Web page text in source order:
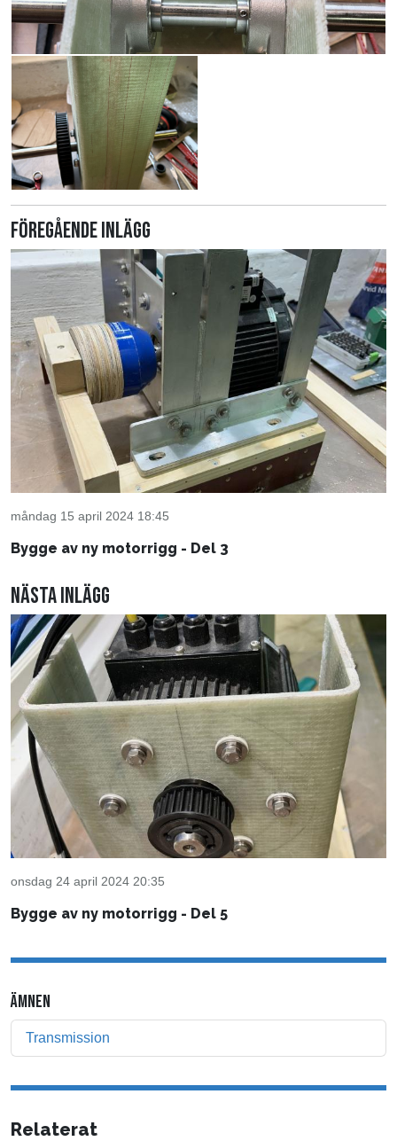
Föregående inlägg
måndag 15 april 2024 18:45
Bygge av ny motorrigg - Del 3
Nästa inlägg
onsdag 24 april 2024 20:35
Bygge av ny motorrigg - Del 5
ÄMNEN
Transmission
Relaterat